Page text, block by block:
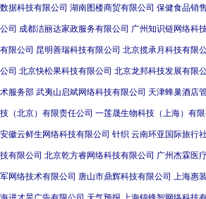
数据科技有限公司 湖南图楼商贸有限公司 保健食品销售
公司 成都洁丽达家政服务有限公司 广州知识链网络科
有限公司 昆明善瑞科技有限公司 北京揽承月科技有限
公司 北京快松果科技有限公司 北京龙邦科技发展有限
术服务部 武夷山启斌网络科技有限公司 天津蜂巢酒店
技（北京）有限责任公司 一莲晟生物科技（上海）有限
安徽云鲜生网络科技有限公司 针织 云南环亚国际旅行
技有限公司 北京乾方睿网络科技有限公司 广州杰霖医
军网络技术有限公司 唐山市鼎辉科技有限公司 上海惠